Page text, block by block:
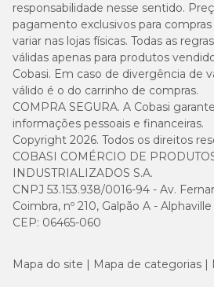
responsabilidade nesse sentido.
pagamento exclusivos para
variar nas lojas físicas. Todas as
válidas apenas para produtos
Cobasi. Em caso de divergência de
válido é o do carrinho de compras.
COMPRA SEGURA. A Cobasi
informações pessoais e financeiras.
Copyright 2026. Todos os direitos
COBASI COMÉRCIO DE
INDUSTRIALIZADOS S.A.
CNPJ 53.153.938/0016-94 - Av.
Coimbra, nº 210, Galpão A -
CEP: 06465-060
Mapa do site Mapa de categorias